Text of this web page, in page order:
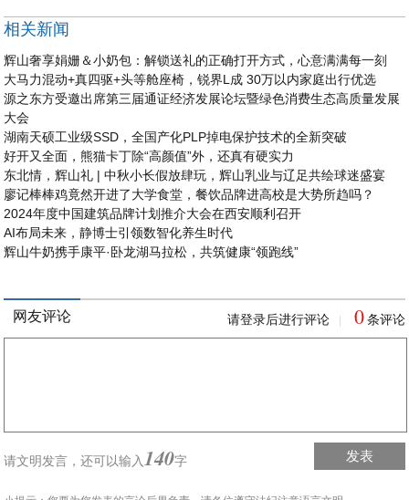
相关新闻
辉山奢享娟姗＆小奶包：解锁送礼的正确打开方式，心意满满每一刻
大马力混动+真四驱+头等舱座椅，锐界L成 30万以内家庭出行优选
源之东方受邀出席第三届通证经济发展论坛暨绿色消费生态高质量发展
大会
湖南天硕工业级SSD，全国产化PLP掉电保护技术的全新突破
好开又全面，熊猫卡丁除“高颜值”外，还真有硬实力
东北情，辉山礼 | 中秋小长假放肆玩，辉山乳业与辽足共绘球迷盛宴
廖记棒棒鸡竟然开进了大学食堂，餐饮品牌进高校是大势所趋吗？
2024年度中国建筑品牌计划推介大会在西安顺利召开
AI布局未来，静博士引领数智化养生时代
辉山牛奶携手康平·卧龙湖马拉松，共筑健康“领跑线”
网友评论 请登录后进行评论 0 条评论
请文明发言，还可以输入 140字 发表